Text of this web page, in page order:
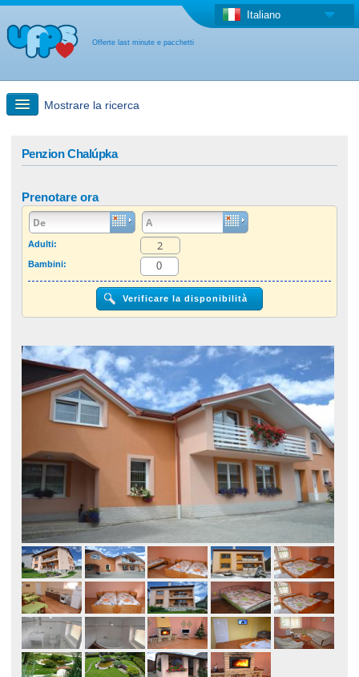
Offerte last minute e pacchetti
Italiano
Mostrare la ricerca
Offerta last minute + Offerta forfettaria
Altro paese
Penzion Chalúpka
Prenotare ora
Adulti:
Bambini: